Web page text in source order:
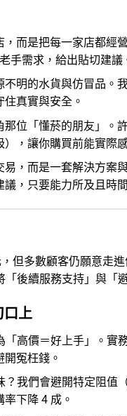
，而是把每一家店都經
手需求，給出貼切建議
不明的水貨與仿冒品。
真實與安全。
那位「懂菸的朋友」。
，讓你購買前能實際
，而是一套解決方案
，只要能力所及且時
但多數顧客仍願意走
「後續服務支持」與「
口上
高價＝好上手」。實
冤枉錢。
？我們會避開特定阻值
下降 4 成。